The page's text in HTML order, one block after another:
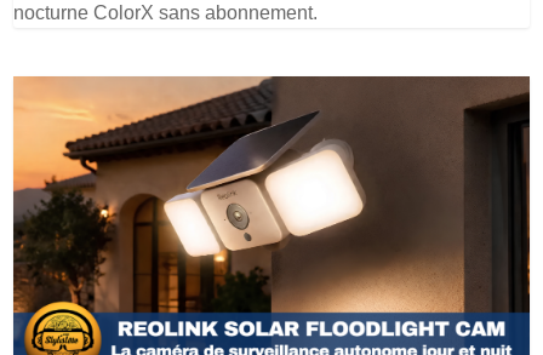
nocturne ColorX sans abonnement.